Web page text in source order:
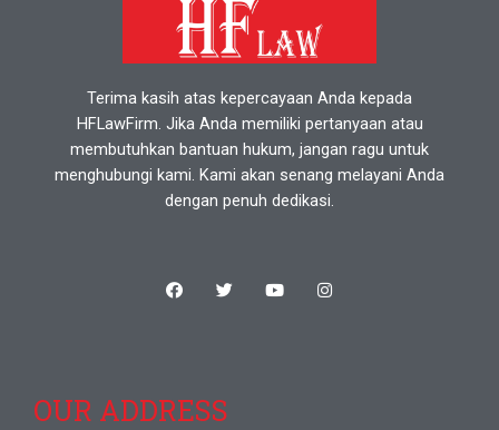
Terima kasih atas kepercayaan Anda kepada
HFLawFirm. Jika Anda memiliki pertanyaan atau
membutuhkan bantuan hukum, jangan ragu untuk
menghubungi kami. Kami akan senang melayani Anda
dengan penuh dedikasi.
OUR ADDRESS